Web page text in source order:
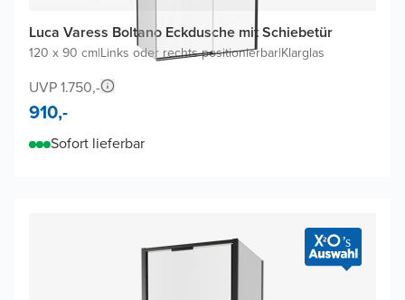
Luca Varess Boltano Eckdusche mit Schiebetür
120 x 90 cm|Links oder rechts positionierbar|Klarglas
UVP 1.750,-
910,-
Sofort lieferbar